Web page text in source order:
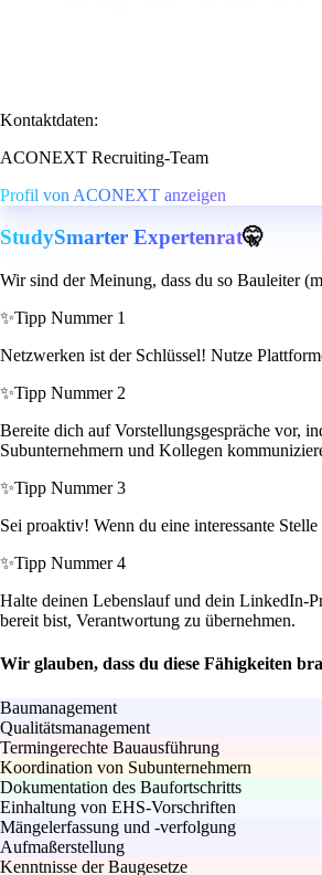
Kontaktdaten:
ACONEXT Recruiting-Team
Profil von ACONEXT anzeigen
StudySmarter Expertenrat🤫
Wir sind der Meinung, dass du so Bauleiter
✨Tipp Nummer 1
Netzwerken ist der Schlüssel! Nutze
✨Tipp Nummer 2
Bereite dich auf Vorstellungsgespräche vor,
Subunternehmern und Kollegen
✨Tipp Nummer 3
Sei proaktiv! Wenn du eine interessante
✨Tipp Nummer 4
Halte deinen Lebenslauf und dein LinkedIn-
bereit bist, Verantwortung zu übernehmen.
Wir glauben, dass du diese Fähigkeiten
Baumanagement
Qualitätsmanagement
Termingerechte Bauausführung
Koordination von Subunternehmern
Dokumentation des Baufortschritts
Einhaltung von EHS-Vorschriften
Mängelerfassung und -verfolgung
Aufmaßerstellung
Kenntnisse der Baugesetze